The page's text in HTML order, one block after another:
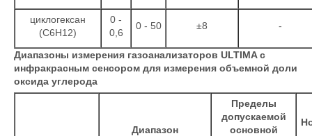
циклогексан
(С6Н12)
0 -
0,6
0 - 50 ±8 -
Диапазоны измерения газоанализаторов ULTIMA с
инфракрасным сенсором для измерения объемной доли
оксида углерода
Диапазон
Пределы
допускаемой
основной